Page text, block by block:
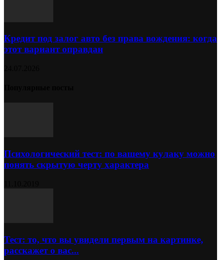
Кредит под залог авто без права вождения: когда
этот вариант оправдан
Психологический тест: по вашему кулаку можно
понять скрытую черту характера
Тест: то, что вы увидели первым на картинке,
расскажет о вас...